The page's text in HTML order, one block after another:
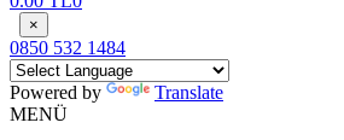
×
0850 532 1484
Powered by
Translate
MENÜ